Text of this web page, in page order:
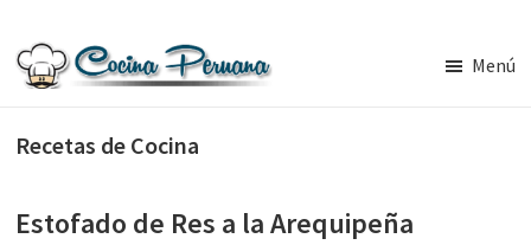
contenido
lateral
Cocina
de
Menú
Recetas de Cocina
Estofado de Res a la Arequipeña